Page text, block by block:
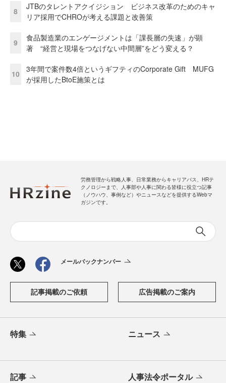
8
JTBのタレントアクイジション ビジネス改革のためのキャ
リア採用でCHROが考える課題と改善策
9
食品製造業のエンゲージメントは「課長層の失速」が顕
著 “経営と現場をつなげない中間層”をどう変える？
10
3年間で案件数4倍というギフティのCorporate Gift MUFG
が採用したBtoE施策とは
労務管理から戦略人事、日常業務からキャリアパス、HRテ
クノロジーまで、人事部や人事に関わる皆様に役立つ記事
（ノウハウ、事例など）やニュースなどを提供するWebマ
ガジンです。
メールバックナンバー
記事掲載のご依頼 広告掲載のご案内
特集 ニュース
記事 人事法令ポータル